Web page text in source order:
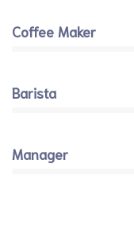
Coffee Maker
Barista
Manager